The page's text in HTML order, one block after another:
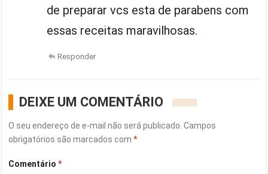
de preparar vcs esta de parabens com
essas receitas maravilhosas.
Responder
DEIXE UM COMENTÁRIO
O seu endereço de e-mail não será publicado. Campos
obrigatórios são marcados com*
Comentário*